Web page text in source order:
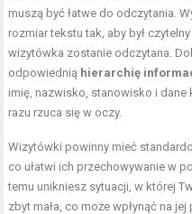
muszą być łatwe do odczytania.
rozmiar tekstu tak, aby był
wizytówka zostanie odczytana.
odpowiednią hierarchię
imię, nazwisko, stanowisko i dane
razu rzuca się w oczy.
Wizytówki powinny mieć
co ułatwi ich przechowywanie w
temu unikniesz sytuacji, w której
zbyt mała, co może wpłynąć na